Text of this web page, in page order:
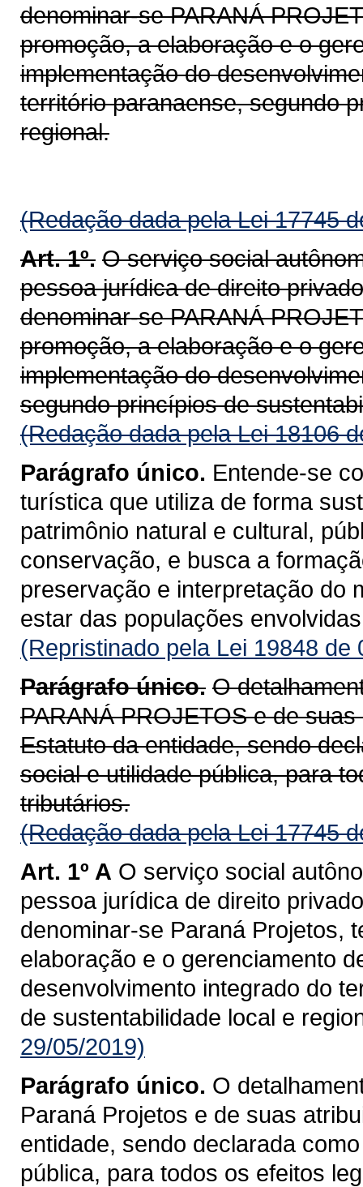
denominar-se PARANÁ
promoção, a elaboração e o
implementação do
território paranaense, segundo
regional.
(Redação dada pela Lei 17745
Art. 1º. O serviço social
pessoa jurídica de direito
denominar-se PARANÁ
promoção, a elaboração e o
implementação do
segundo princípios de
(Redação dada pela Lei 18106
Parágrafo único. Entende-se
turística que utiliza de forma
patrimônio natural e cultural,
conservação, e busca a
preservação e interpretação do
estar das populações
(Repristinado pela Lei 19848 de
Parágrafo único. O
PARANÁ PROJETOS e de
Estatuto da entidade, sendo
social e utilidade pública, para
tributários.
(Redação dada pela Lei 17745
Art. 1º A O serviço social
pessoa jurídica de direito
denominar-se Paraná Projetos,
elaboração e o gerenciamento
desenvolvimento integrado do
de sustentabilidade local e
29/05/2019)
Parágrafo único. O
Paraná Projetos e de suas
entidade, sendo declarada
pública, para todos os efeitos